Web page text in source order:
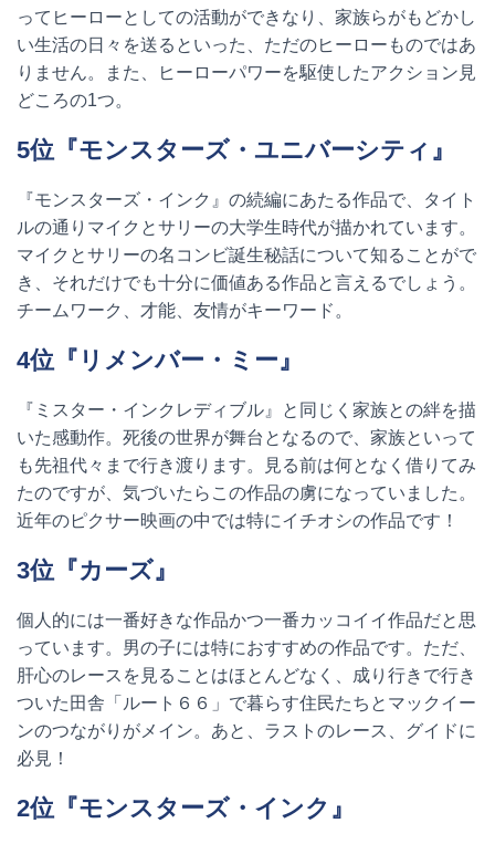
ってヒーローとしての活動ができなり、家族らがもどかし
い生活の日々を送るといった、ただのヒーローものではあ
りません。また、ヒーローパワーを駆使したアクション見
どころの1つ。
5位『モンスターズ・ユニバーシティ』
『モンスターズ・インク』の続編にあたる作品で、タイト
ルの通りマイクとサリーの大学生時代が描かれています。
マイクとサリーの名コンビ誕生秘話について知ることがで
き、それだけでも十分に価値ある作品と言えるでしょう。
チームワーク、才能、友情がキーワード。
4位『リメンバー・ミー』
『ミスター・インクレディブル』と同じく家族との絆を描
いた感動作。死後の世界が舞台となるので、家族といって
も先祖代々まで行き渡ります。見る前は何となく借りてみ
たのですが、気づいたらこの作品の虜になっていました。
近年のピクサー映画の中では特にイチオシの作品です！
3位『カーズ』
個人的には一番好きな作品かつ一番カッコイイ作品だと思
っています。男の子には特におすすめの作品です。ただ、
肝心のレースを見ることはほとんどなく、成り行きで行き
ついた田舎「ルート６６」で暮らす住民たちとマックイー
ンのつながりがメイン。あと、ラストのレース、グイドに
必見！
2位『モンスターズ・インク』